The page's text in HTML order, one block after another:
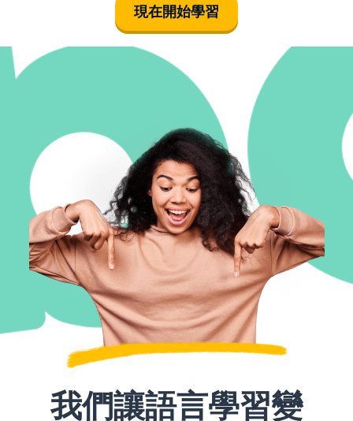
現在開始學習
我們讓語言學習變